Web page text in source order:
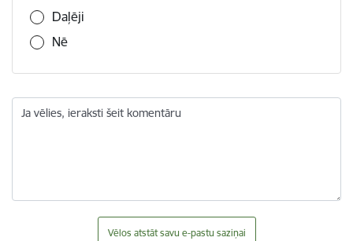
Daļēji
Nē
Ja vēlies, ieraksti šeit komentāru
Vēlos atstāt savu e-pastu saziņai